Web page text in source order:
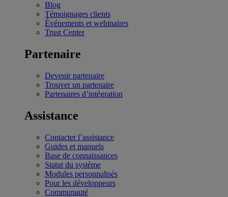
Blog
Témoignages clients
Événements et webinaires
Trust Center
Partenaire
Devenir partenaire
Trouver un partenaire
Partenaires d’intégration
Assistance
Contacter l’assistance
Guides et manuels
Base de connaissances
Statut du système
Modules personnalisés
Pour les développeurs
Communauté